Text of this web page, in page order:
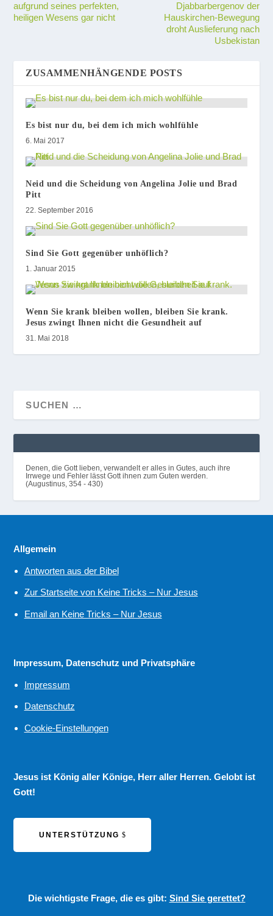
aufgrund seines perfekten,
heiligen Wesens gar nicht
Djabbarbergenov der
Hauskirchen-Bewegung
droht Auslieferung nach
Usbekistan
ZUSAMMENHÄNGENDE POSTS
Es bist nur du, bei dem ich mich wohlfühle
6. Mai 2017
Neid und die Scheidung von Angelina Jolie und Brad
Pitt
22. September 2016
Sind Sie Gott gegenüber unhöflich?
1. Januar 2015
Wenn Sie krank bleiben wollen, bleiben Sie krank.
Jesus zwingt Ihnen nicht die Gesundheit auf
31. Mai 2018
Denen, die Gott lieben, verwandelt er alles in Gutes, auch ihre
Irrwege und Fehler lässt Gott ihnen zum Guten werden.
(Augustinus, 354 - 430)
Allgemein
Antworten aus der Bibel
Zur Startseite von Keine Tricks – Nur Jesus
Email an Keine Tricks – Nur Jesus
Impressum, Datenschutz und Privatsphäre
Impressum
Datenschutz
Cookie-Einstellungen
Jesus ist König aller Könige, Herr aller Herren. Gelobt ist
Gott!
UNTERSTÜTZUNG
Die wichtigste Frage, die es gibt: Sind Sie gerettet?